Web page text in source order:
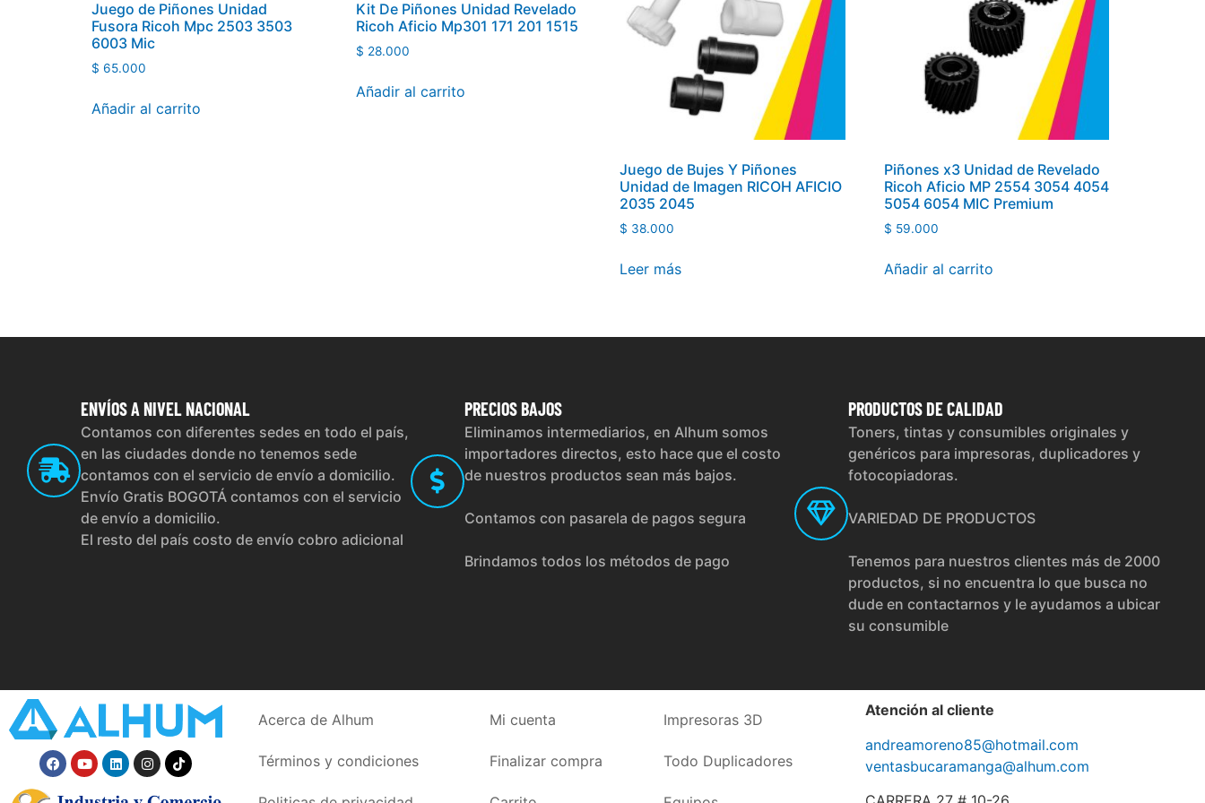
Juego de Piñones Unidad
Fusora Ricoh Mpc 2503 3503
6003 Mic
$ 65.000
Añadir al carrito
Kit De Piñones Unidad Revelado
Ricoh Aficio Mp301 171 201 1515
$ 28.000
Añadir al carrito
Juego de Bujes Y Piñones
Unidad de Imagen RICOH AFICIO
2035 2045
$ 38.000
Leer más
Piñones x3 Unidad de Revelado
Ricoh Aficio MP 2554 3054 4054
5054 6054 MIC Premium
$ 59.000
Añadir al carrito
ENVÍOSA NIVEL NACIONAL
Contamos con diferentes sedes en todo el país,
en las ciudades donde no tenemos sede
contamos con el servicio de envío a domicilio.
Envío Gratis BOGOTÁ contamos con el servicio
de envío a domicilio.
El resto del país costo de envío cobro adicional
PRECIOSBAJOS
Eliminamos intermediarios, en Alhum somos
importadores directos, esto hace que el costo
de nuestros productos sean más bajos.
Contamos con pasarela de pagos segura
Brindamos todos los métodos de pago
PRODUCTOSDE CALIDAD
Toners, tintas y consumibles originales y
genéricos para impresoras, duplicadores y
fotocopiadoras.
VARIEDAD DE PRODUCTOS
Tenemos para nuestros clientes más de 2000
productos, si no encuentra lo que busca no
dude en contactarnos y le ayudamos a ubicar
su consumible
Acerca de Alhum
Términos y condiciones
Mi cuenta
Finalizar compra
Impresoras 3D
Todo Duplicadores
Atención al cliente
andreamoreno85@hotmail.com
ventasbucaramanga@alhum.com